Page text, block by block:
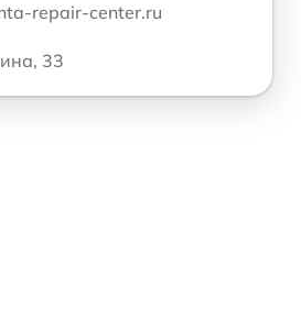
repair-center.ru
33